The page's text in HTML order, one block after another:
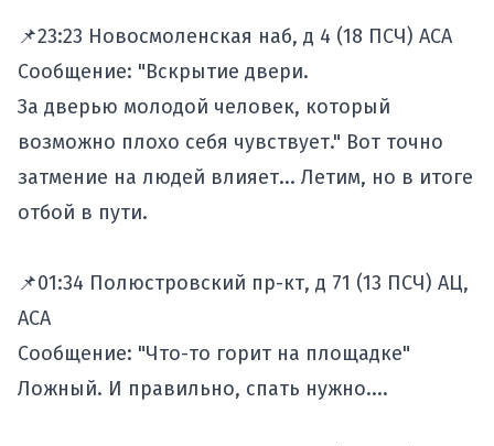
📌23:23 Новосмоленская наб, д 4 (18 ПСЧ) АСА
Сообщение: "Вскрытие двери.
За дверью молодой человек, который
возможно плохо себя чувствует." Вот точно
затмение на людей влияет... Летим, но в итоге
отбой в пути.
📌01:34 Полюстровский пр-кт, д 71 (13 ПСЧ) АЦ,
АСА
Сообщение: "Что-то горит на площадке"
Ложный. И правильно, спать нужно....